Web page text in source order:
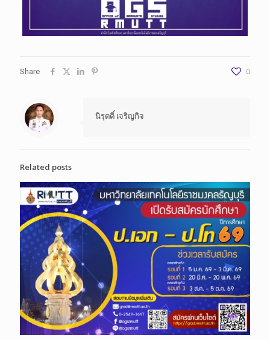
Share 0
นิรุตติ์ เจริญกิจ
Related posts